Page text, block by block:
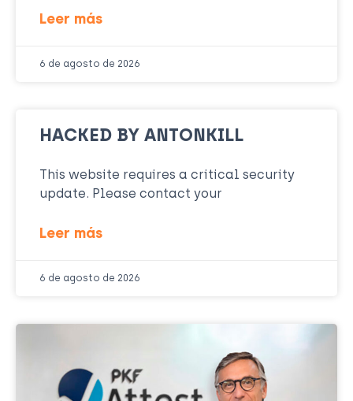
Leer más
6 de agosto de 2026
HACKED BY ANTONKILL
This website requires a critical security
update. Please contact your
Leer más
6 de agosto de 2026